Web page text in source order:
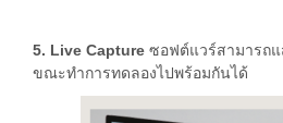
5. Live Capture ซอฟต์แวร์สามารถ
ขณะทำการทดลองไปพร้อมกันได้